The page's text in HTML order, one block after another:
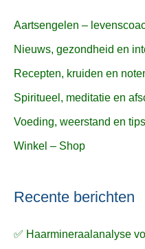
Aartsengelen –
Nieuws, gezondheid en
Recepten, kruiden en
Spiritueel, meditatie en
Voeding, weerstand en tips
Winkel – Shop
Recente berichten
✅ Haarmineraalanalyse